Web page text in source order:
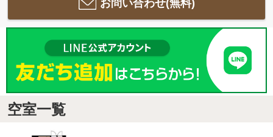
お問い合わせ(無料)
空室一覧